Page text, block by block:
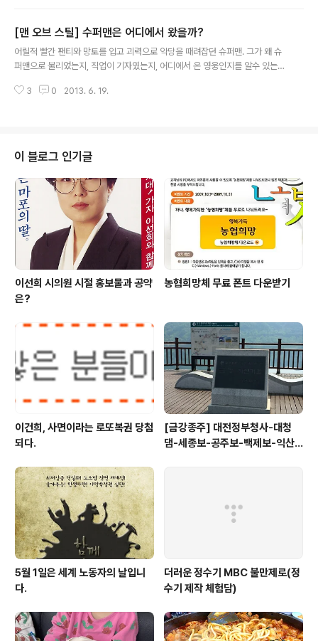
덜하다. 일본에서 유행했던 것들이 시간이 지나 우리나라
에서 사회적 문제가 되기도 하는 것을 보면 남의 이야기만
도 아니다. 물론 요즘은 한류 열풍 이후 우리나라가 유행을
한번쯤 진지하게 고민해볼 필요가 있다고 생각한다. 오쿠
[맨 오브 스틸] 수퍼맨은 어디에서 왔을까?
어릴적 빨간 팬티와 망토를 입고 괴력으로 악당을 때려잡던 슈퍼맨. 그가 왜 슈
퍼맨으로 불리었는지, 직업이 기자였는지, 어디에서 온 영웅인지를 알수 있는
영화다. 그에 앞서 수퍼맨이 자신의 고향이 아닌 지구에 와서 인간들 사이에서
도 마찬가지이다. 히어로들도 평범한 인간들처럼 고민하는 모습들이 더욱 친근
하게 느껴진다. 그럼에도 히어로는 히어로다. 헐리우드 액션 영화에서 밑도 끝
도 없는 액션이 없다면 ..
3 0 2013. 6. 19.
이 블로그 인기글
이선희 시의원 시절 홍보물과 공약
은?
농협희망체 무료 폰트 다운받기
이건희, 사면이라는 로또복권 당첨
되다.
[금강종주] 대전정부청사-대청
댐-세종보-공주보-백제보-익산
5월 1일은 세계 노동자의 날입니
다.
더러운 정수기 MBC 불만제로(정
수기 제작 체험담)